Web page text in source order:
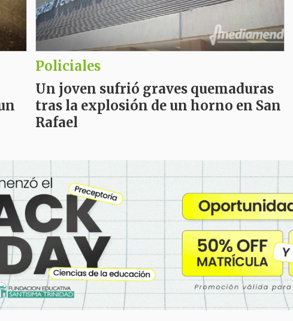
Policiales
Un joven sufrió graves quemaduras
tras la explosión de un horno en San
Rafael